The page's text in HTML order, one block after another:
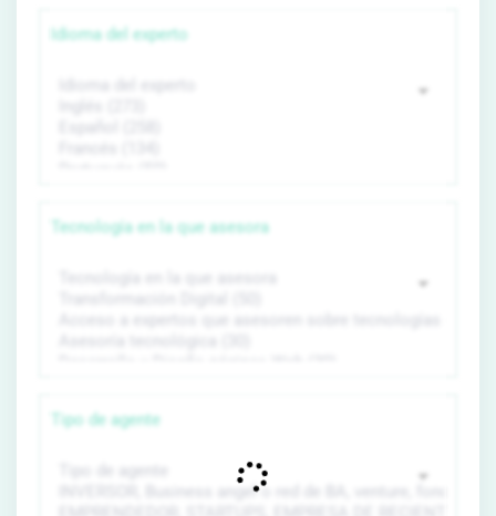
Idioma del experto
Tecnología en la que asesora
Tipo de agente